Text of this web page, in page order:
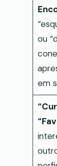
ou
em